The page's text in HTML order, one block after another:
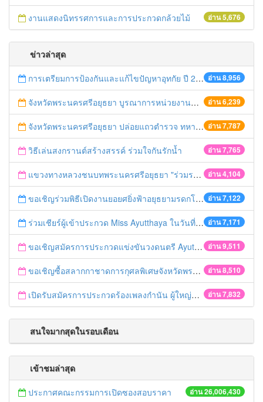
อ่าน 5,676
งานแสดงนิทรรศการและการประกวดกล้วยไม้
ข่าวล่าสุด
อ่าน 8,956
การเตรียมการป้องกันและแก้ไขปัญหาอุทกัย ปี 2561
อ่าน 6,239
จังหวัดพระนครศรีอยุธยา บูรณาการหน่วยงานที่เกี่ยวข้อง ลงพื้นที่จัดระเบียบและดำเนินมาตรการตามบทลงโทษสูงสุดกับผู้ประกอบการร้านค้าที่ยังฝ่าฝืนตั้งร้านค้ารุกล้ำเขตพื้นที่ทางหลวง เตรียมความปลอดภัยก่อนเทศกาลสงกรานต์
อ่าน 7,787
จังหวัดพระนครศรีอยุธยา ปล่อยแถวตำรวจ ทหาร ฝ่ายปกครอง กว่า 100 นาย ตรวจเข้มท่ารถสาธารณะ สถานีขนส่งรถโดยสาร วินรถตู้ และสถานีรถไฟ เตรียมรับมือเทศกาลสงกรานต์
อ่าน 7,765
วิธีเล่นสงกรานต์สร้างสรรค์ ร่วมใจกันรักน้ำ
อ่าน 4,104
แขวงทางหลวงชนบทพระนครศรีอยุธยา "ร่วมรณรงค์ ขับช้า เปิดไฟหน้า คาดเข็มขัด" เทศกาลสงกรานต์ ปี 2561
อ่าน 7,122
ขอเชิญร่วมพิธีเปิดงานยอยศยิ่งฟ้าอยุธยามรดกโลก
อ่าน 7,171
ร่วมเชียร์ผู้เข้าประกวด Miss Ayutthaya ในวันที่ 15 ธันวาคม 2560
อ่าน 9,511
ขอเชิญสมัครการประกวดแข่งขันวงดนตรี Ayutthaya battle of the bands
อ่าน 8,510
ขอเชิญซื้อสลากกาชาดการกุศลพิเศษจังหวัดพระนครศรีอยุธยา 2560
อ่าน 7,832
เปิดรับสมัครการประกวดร้องเพลงกำนัน ผู้ใหญ่บ้าน ฯลฯ
สนใจมากสุดในรอบเดือน
เข้าชมล่าสุด
อ่าน 26,006,430
ประกาศคณะกรรมการเปิดซองสอบราคา